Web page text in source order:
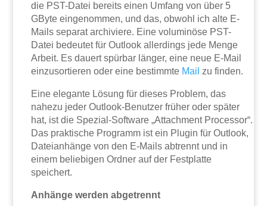
die PST-Datei bereits einen Umfang von über 5
GByte eingenommen, und das, obwohl ich alte E-
Mails separat archiviere. Eine voluminöse PST-
Datei bedeutet für Outlook allerdings jede Menge
Arbeit. Es dauert spürbar länger, eine neue E-Mail
einzusortieren oder eine bestimmte Mail zu finden.
Eine elegante Lösung für dieses Problem, das
nahezu jeder Outlook-Benutzer früher oder später
hat, ist die Spezial-Software „Attachment Processor“.
Das praktische Programm ist ein Plugin für Outlook,
Dateianhänge von den E-Mails abtrennt und in
einem beliebigen Ordner auf der Festplatte
speichert.
Anhänge werden abgetrennt